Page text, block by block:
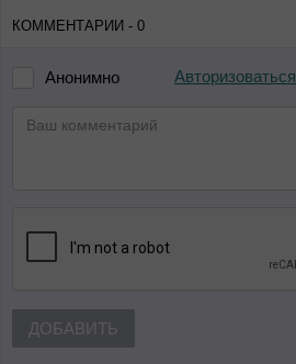
КОММЕНТАРИИ - 0
Анонимно Авторизоваться
ДОБАВИТЬ